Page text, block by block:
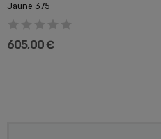
Jaune 375
605,00 €